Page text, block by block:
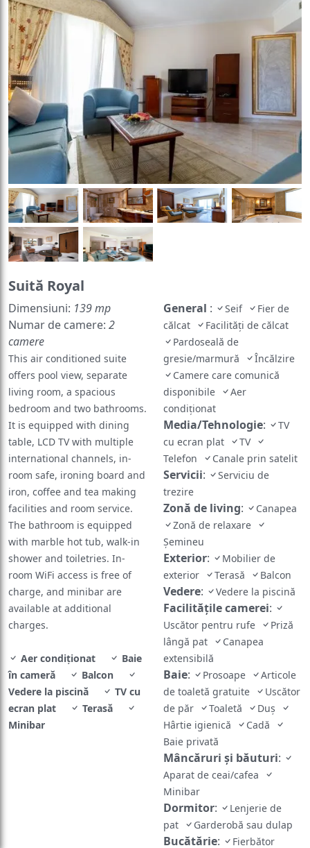
Suită Royal
Dimensiuni: 139 mp
Numar de camere: 2
camere
This air conditioned suite
offers pool view, separate
living room, a spacious
bedroom and two bathrooms.
It is equipped with dining
table, LCD TV with multiple
international channels, in-
room safe, ironing board and
iron, coffee and tea making
facilities and room service.
The bathroom is equipped
with marble hot tub, walk-in
shower and toiletries. In-
room WiFi access is free of
charge, and minibar are
available at additional
charges.
Aer condiționat
Baie
în cameră
Balcon
Vedere la piscină
TV cu
ecran plat
Terasă
Minibar
General : Seif
Fier de
călcat
Facilități de călcat
Pardoseală de
gresie/marmură
Încălzire
Camere care comunică
disponibile
Aer
condiționat
Media/Tehnologie:
TV
cu ecran plat
TV
Telefon
Canale prin satelit
Servicii:
Serviciu de
trezire
Zonă de living:
Canapea
Zonă de relaxare
Șemineu
Exterior:
Mobilier de
exterior
Terasă Balcon
Vedere: Vedere la piscină
Facilităţile camerei:
Uscător pentru rufe
Priză
lângă pat
Canapea
extensibilă
Baie: Prosoape
Articole
de toaletă gratuite
Uscător
de păr
Toaletă
Duș
Hârtie igienică
Cadă
Baie privată
Mâncăruri și băuturi:
Aparat de ceai/cafea
Minibar
Dormitor:
Lenjerie de
pat
Garderobă sau dulap
Bucătărie: Fierbător